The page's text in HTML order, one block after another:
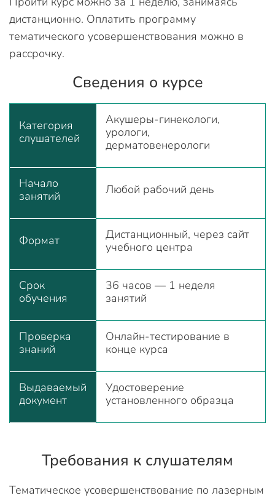
дистанционно. Оплатить программу
тематического усовершенствования можно в
рассрочку.
Сведения о курсе
Категория
слушателей
Акушеры-гинекологи,
урологи,
дерматовенерологи
Начало
занятий
Любой рабочий день
Формат
Дистанционный, через сайт
учебного центра
Срок
обучения
36 часов — 1 неделя
занятий
Проверка
знаний
Онлайн-тестирование в
конце курса
Выдаваемый
документ
Удостоверение
установленного образца
Требования к слушателям
Тематическое усовершенствование по лазерным